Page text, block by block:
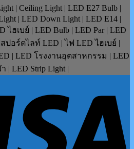
| Ceiling Light | LED E27 Bulb |
| LED Down Light | LED E14 |
ไฮเบย์ | LED Bulb | LED Par | LED
ปอร์ตไลท์ LED | ไฟ LED ไฮเบย์ |
| LED โรงงานอุตสาหกรรม | LED
| LED Strip Light |